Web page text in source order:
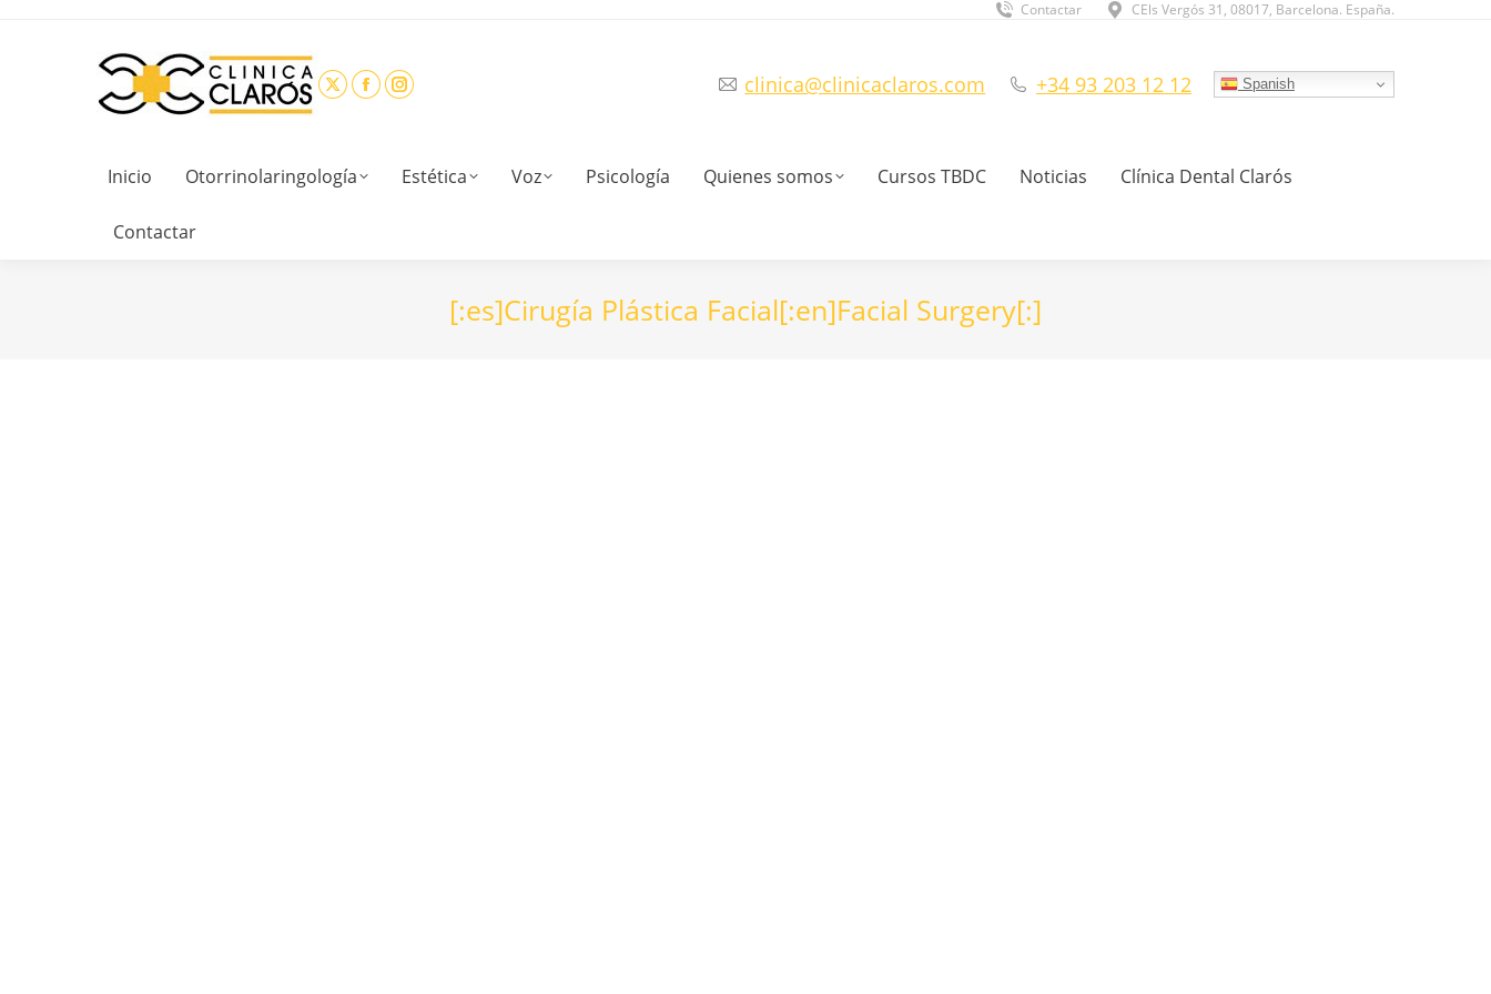
Contactar CEls Vergós 31, 08017, Barcelona. España.
clinica@clinicaclaros.com +34 93 203 12 12 Spanish
Inicio Otorrinolaringología Estética Voz Psicología Quienes somos Cursos TBDC Noticias Clínica Dental Clarós
Contactar
[:es]Cirugía Plástica Facial[:en]Facial Surgery[:]